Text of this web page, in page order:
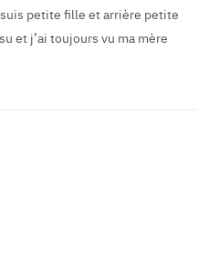
petite fille et arrière petite
et j’ai toujours vu ma mère